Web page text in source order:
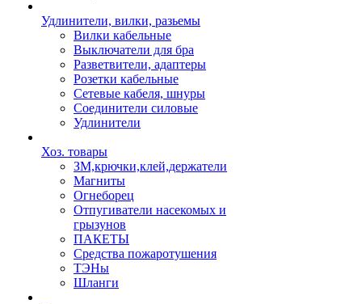
Удлинители, вилки, разьемы
Вилки кабельные
Выключатели для бра
Разветвители, адаптеры
Розетки кабельные
Сетевые кабеля, шнуры
Соединители силовые
Удлинители
Хоз. товары
ЗМ,крючки,клей,держатели
Магниты
Огнеборец
Отпугиватели насекомых и
грызунов
ПАКЕТЫ
Средства пожаротушения
ТЭНы
Шланги